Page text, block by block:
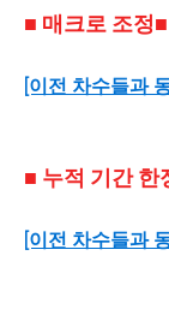
■ 매크로 조정■
[이전 차수들과
■ 누적 기간 한
[이전 차수들과